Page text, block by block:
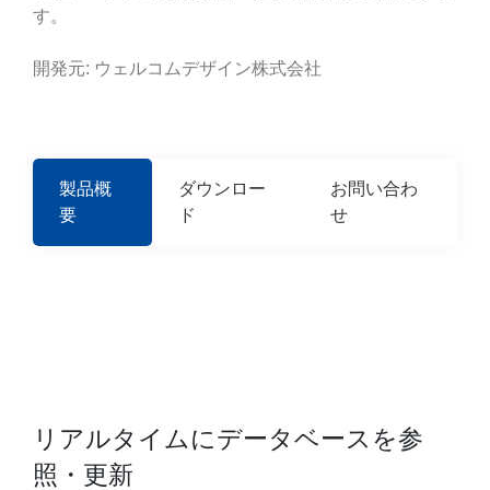
す。
開発元: ウェルコムデザイン株式会社
製品概
要
ダウンロー
ド
お問い合わ
せ
リアルタイムにデータベースを参
照・更新